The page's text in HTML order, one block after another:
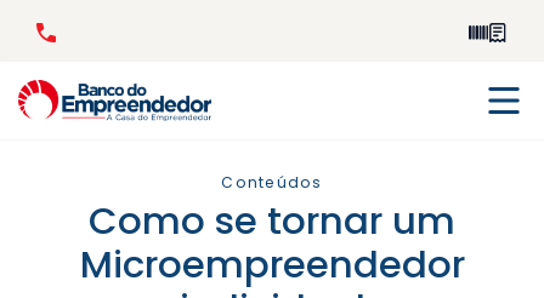
Conteúdos
Como se tornar um
Microempreendedor